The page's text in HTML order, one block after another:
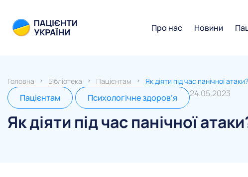
Про нас Новини
Головна Бібліотека Пацієнтам Як діяти під час панічної атаки?
Пацієнтам Психологічне здоров’я 24.05.2023
Як діяти під час панічної